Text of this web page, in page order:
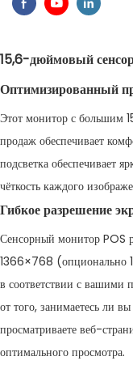
15,6-дюймовый
Оптимизированный
Этот монитор с большим
продаж обеспечивает
подсветка обеспечивает
чёткость каждого
Гибкое разрешение
Сенсорный монитор POS
1366×768 (опционально
в соответствии с вашими
от того, занимаетесь ли
просматриваете веб-
оптимального просмотра.